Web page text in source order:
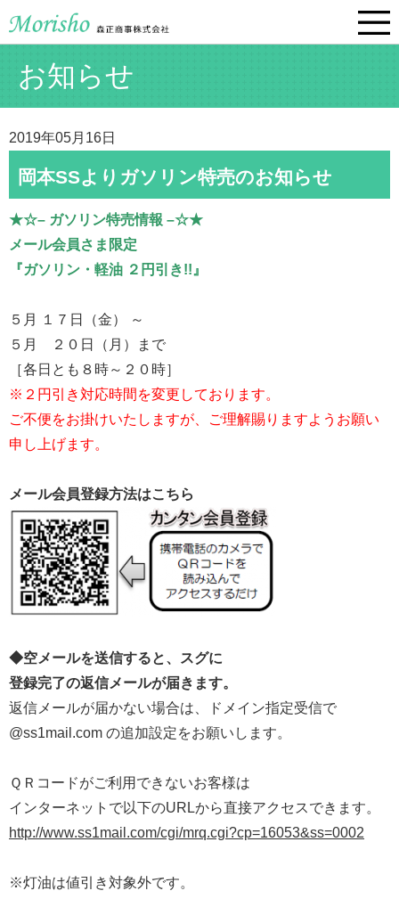
お知らせ
2019年05月16日
岡本SSよりガソリン特売のお知らせ
★☆– ガソリン特売情報 –☆★
メール会員さま限定
『ガソリン・軽油 ２円引き!!』
５月 １７日（金） ～
５月 ２０日（月）まで
［各日とも８時～２０時］
※２円引き対応時間を変更しております。
ご不便をお掛けいたしますが、ご理解賜りますようお願い
申し上げます。
メール会員登録方法はこちら
◆空メールを送信すると、スグに
登録完了の返信メールが届きます。
返信メールが届かない場合は、ドメイン指定受信で
@ss1mail.com の追加設定をお願いします。
ＱＲコードがご利用できないお客様は
インターネットで以下のURLから直接アクセスできます。
http://www.ss1mail.com/cgi/mrq.cgi?cp=16053&ss=0002
※灯油は値引き対象外です。